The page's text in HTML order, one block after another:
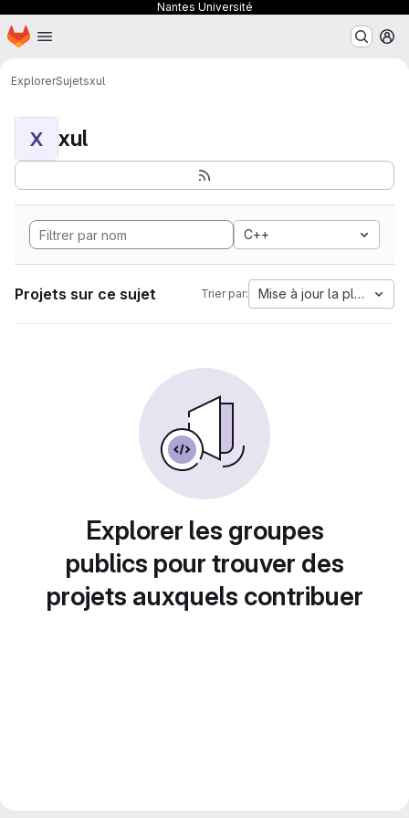
Nantes Université
Passer au contenu principal
Page d'accueil
ExplorerSujetsxul
X xul
C++
Projets sur ce sujet Trier par: Mise à jour la plus
Explorer les groupes
publics pour trouver des
projets auxquels contribuer